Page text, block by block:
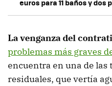
euros para 11 baños y dos
La venganza del
problemas más graves
encuentra en una de las
residuales, que vertía